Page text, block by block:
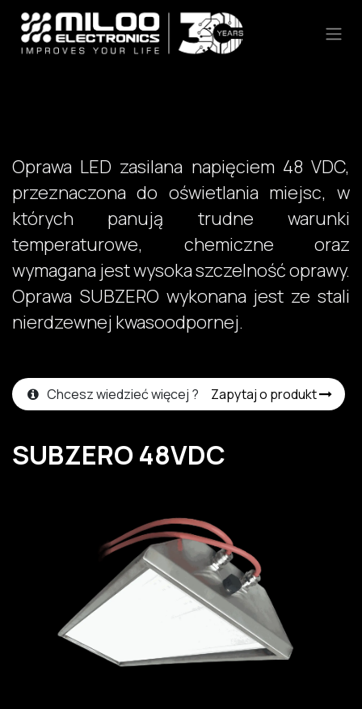
Skip to Content
Oprawa LED zasilana napięciem 48 VDC,
przeznaczona do oświetlania miejsc, w
których panują trudne warunki
temperaturowe, chemiczne oraz
wymagana jest wysoka szczelność oprawy.
Oprawa SUBZERO wykonana jest ze stali
nierdzewnej kwasoodpornej.
Chcesz wiedzieć więcej ? Zapytaj o produkt
SUBZERO 48VDC